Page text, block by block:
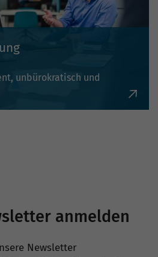
unbürokratisch und
anmelden
Newsletter